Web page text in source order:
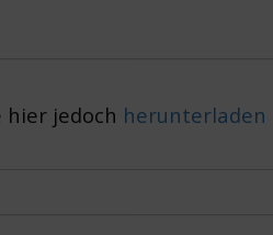
hier jedoch herunterladen